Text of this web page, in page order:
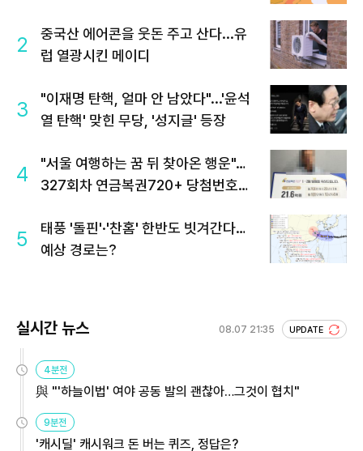
2
중국산 에어콘을 웃돈 주고 산다...유
럽 열광시킨 메이디
3
"이재명 탄핵, 얼마 안 남았다"...'윤석
열 탄핵' 맞힌 무당, '성지글' 등장
4
"서울 여행하는 꿈 뒤 찾아온 행운"…
327회차 연금복권720+ 당첨번호조
5
태풍 '돌핀'·'찬홈' 한반도 빗겨간다…
예상 경로는?
실시간 뉴스 08.07 21:35 UPDATE
4분전
與 "'하늘이법' 여야 공동 발의 괜찮아…그것이 협치"
9분전
'캐시딜' 캐시워크 돈 버는 퀴즈, 정답은?